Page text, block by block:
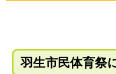
羽生市民体育祭